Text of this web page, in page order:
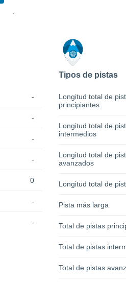
-
-
-
-
0
-
-
Tipos de pistas
Longitud total de
principiantes
Longitud total de
intermedios
Longitud total de
avanzados
Longitud total de
Pista más larga
Total de pistas
Total de pistas
Total de pistas